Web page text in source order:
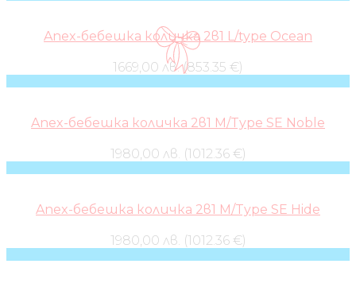
Anex-бебешка количка 2в1 L/type Ocean
1669,00 лв. (853.35 €)
Anex-бебешка количка 2в1 M/Type SE Noble
1980,00 лв. (1012.36 €)
Anex-бебешка количка 2в1 M/Type SE Hide
1980,00 лв. (1012.36 €)